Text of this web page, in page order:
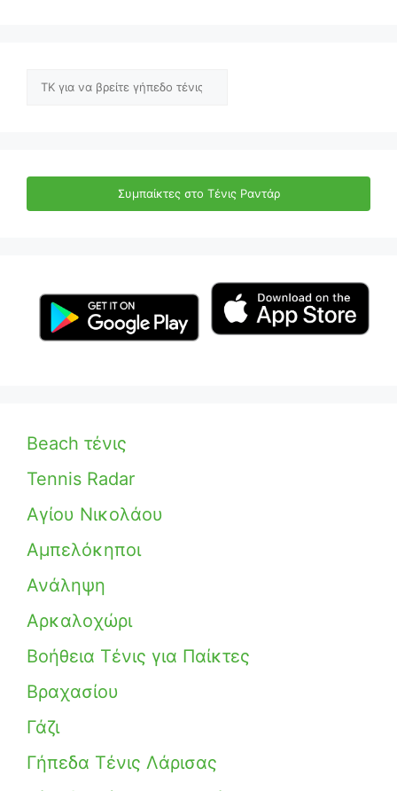
Αναζήτηση
Συμπαίκτες στο Τένις Ραντάρ
Beach τένις
Tennis Radar
Αγίου Νικολάου
Αμπελόκηποι
Ανάληψη
Αρκαλοχώρι
Βοήθεια Τένις για Παίκτες
Βραχασίου
Γάζι
Γήπεδα Τένις Λάρισας